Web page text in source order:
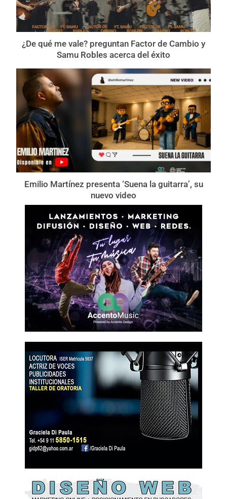
¿De qué me vale? preguntan Factor de Cambio y
Samu Robles acerca del éxito
Emilio Martínez presenta ‘Suena la guitarra’, su
nuevo video